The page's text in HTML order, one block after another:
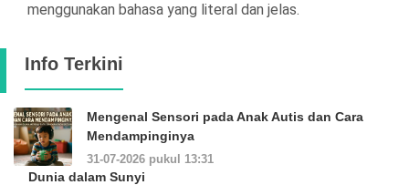
menggunakan bahasa yang literal dan jelas.
Info Terkini
Mengenal Sensori pada Anak Autis dan Cara
Mendampinginya
31-07-2026 pukul 13:31
Dunia dalam Sunyi